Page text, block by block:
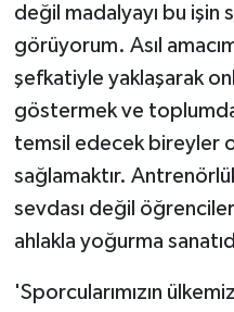
değil madalyayı bu işin
görüyorum. Asıl
şefkatiyle yaklaşarak
göstermek ve
temsil edecek bireyler
sağlamaktır.
sevdası değil
ahlakla yoğurma
'Sporcularımızın